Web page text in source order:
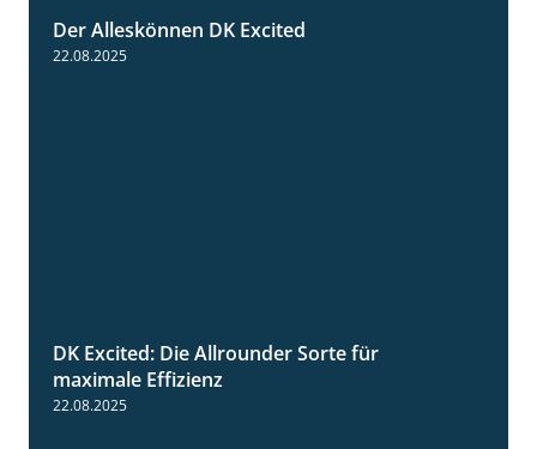
Der Alleskönnen DK Excited
22.08.2025
DK Excited: Die Allrounder Sorte für
maximale Effizienz
22.08.2025